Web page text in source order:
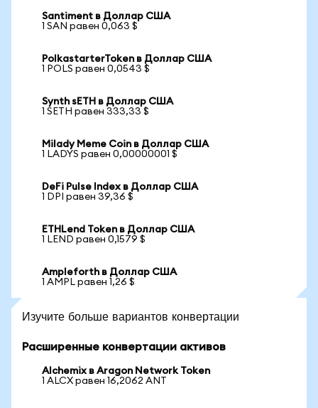
Santiment в Доллар США
1 SAN равен 0,063 $
PolkastarterToken в Доллар США
1 POLS равен 0,0543 $
Synth sETH в Доллар США
1 SETH равен 333,33 $
Milady Meme Coin в Доллар США
1 LADYS равен 0,00000001 $
DeFi Pulse Index в Доллар США
1 DPI равен 39,36 $
ETHLend Token в Доллар США
1 LEND равен 0,1579 $
Ampleforth в Доллар США
1 AMPL равен 1,26 $
Изучите больше вариантов конвертации
Расширенные конвертации активов
Alchemix в Aragon Network Token
1 ALCX равен 16,2062 ANT